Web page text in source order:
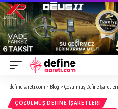
defineisareti.com > Blog > Çözülmüş Define İşaretleri
ÇÖZÜLMÜŞ DEFINE İŞARETLERI